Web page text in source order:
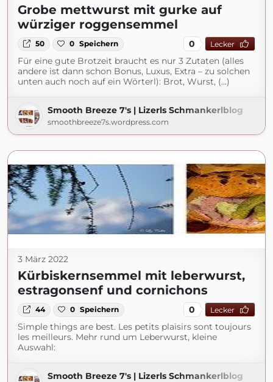
Grobe mettwurst mit gurke auf
würziger roggensemmel
50 0 Speichern 0 Lecker
Für eine gute Brotzeit braucht es nur 3 Zutaten (alles
andere ist dann schon Bonus, Luxus, Extra – zu solchen
unten auch noch auf ein Wörterl): Brot, Wurst, (...)
Smooth Breeze 7's | Lizerls Schmankerlblog
smoothbreeze7s.wordpress.com
3 März 2022
Kürbiskernsemmel mit leberwurst,
estragonsenf und cornichons
44 0 Speichern 0 Lecker
Simple things are best. Les petits plaisirs sont toujours
les meilleurs. Mehr rund um Leberwurst, kleine
Auswahl:
Smooth Breeze 7's | Lizerls Schmankerlblog